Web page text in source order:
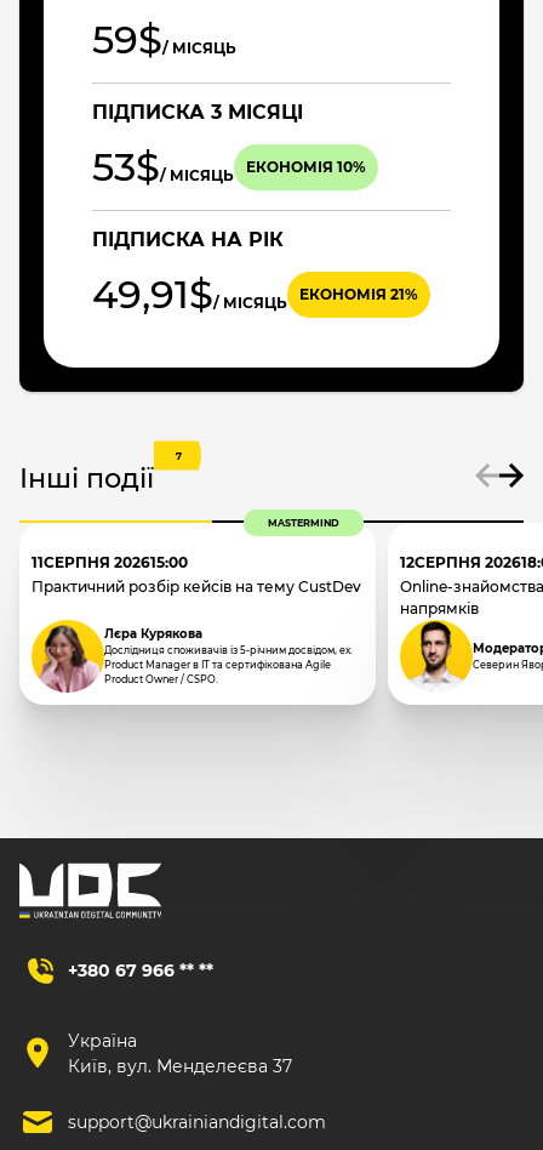
59$/ МІСЯЦЬ
ПІДПИСКА 3 МІСЯЦІ
53$/ МІСЯЦЬ ЕКОНОМІЯ 10%
ПІДПИСКА НА РІК
49,91$/ МІСЯЦЬ ЕКОНОМІЯ 21%
Інші події
7
MASTERMIND
11СЕРПНЯ 202615:00
Практичний розбір кейсів на тему CustDev
Лєра Курякова
Дослідниця споживачів із 5-річним досвідом, ex.
Product Manager в IT та сертифікована Agile
Product Owner / CSPO.
12СЕРПНЯ 2026
Online-
напрямків
Северин
+380 67 966 ** **
Україна
Київ, вул. Менделеєва 37
support@ukrainiandigital.com